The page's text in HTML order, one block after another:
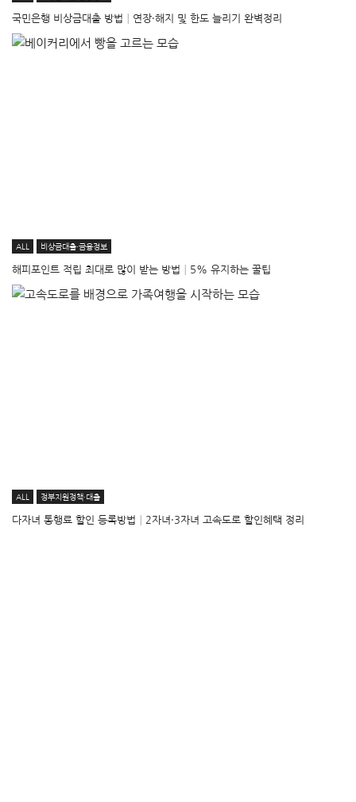
국민은행 비상금대출 방법│연장·해지 및 한도 늘리기 완벽정리
ALL 비상금대출·금융정보
해피포인트 적립 최대로 많이 받는 방법│5% 유지하는 꿀팁
ALL 정부지원정책·대출
다자녀 통행료 할인 등록방법│2자녀·3자녀 고속도로 할인혜택 정리